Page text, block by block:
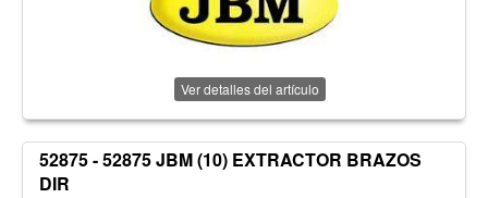
Ver detalles del artículo
52875 - 52875 JBM (10) EXTRACTOR BRAZOS
DIR